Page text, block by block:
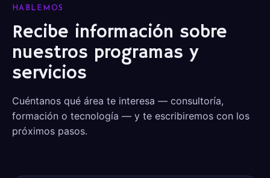
HABLEMOS
Recibe información sobre
nuestros programas y
servicios
Cuéntanos qué área te interesa — consultoría,
formación o tecnología — y te escribiremos con los
próximos pasos.